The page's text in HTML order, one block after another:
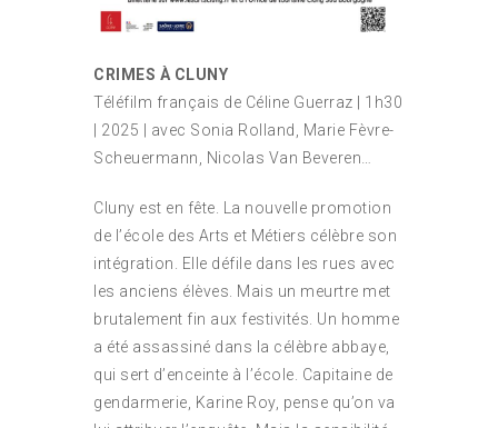
CRIMES À CLUNY
Téléfilm français de Céline Guerraz | 1h30
| 2025 | avec Sonia Rolland, Marie Fèvre-
Scheuermann, Nicolas Van Beveren…
Cluny est en fête. La nouvelle promotion
de l’école des Arts et Métiers célèbre son
intégration. Elle défile dans les rues avec
les anciens élèves. Mais un meurtre met
brutalement fin aux festivités. Un homme
a été assassiné dans la célèbre abbaye,
qui sert d’enceinte à l’école. Capitaine de
gendarmerie, Karine Roy, pense qu’on va